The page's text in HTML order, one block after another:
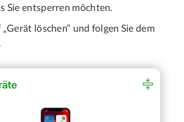
Sie entsperren möchten.
löschen“ und folgen Sie dem